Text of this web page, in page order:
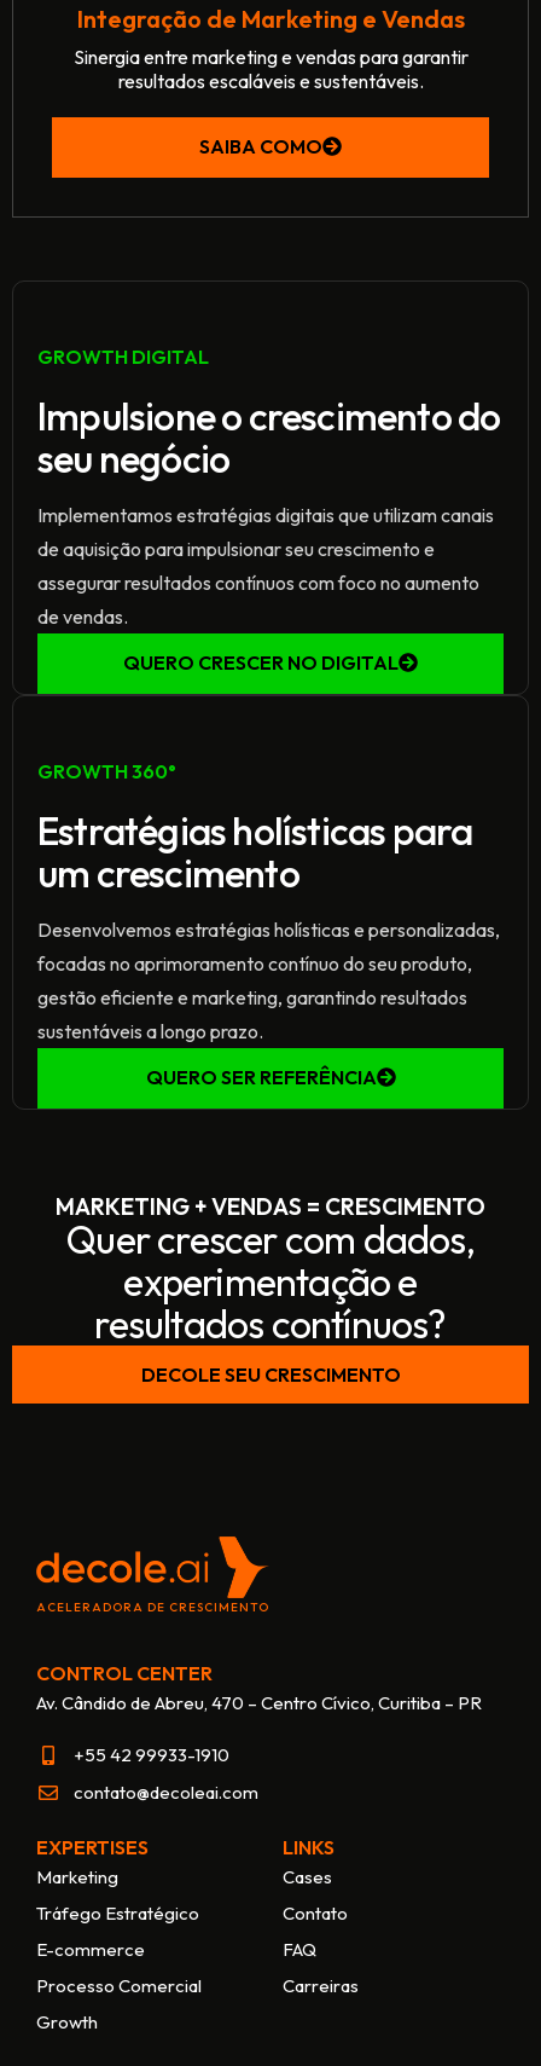
Integração de Marketing e Vendas
Sinergia entre marketing e vendas para garantir
resultados escaláveis e sustentáveis.
SAIBA COMO
GROWTH DIGITAL
Impulsione o crescimento do
seu negócio
Implementamos estratégias digitais que utilizam canais
de aquisição para impulsionar seu crescimento e
assegurar resultados contínuos com foco no aumento
de vendas.
QUERO CRESCER NO DIGITAL
GROWTH 360°
Estratégias holísticas para
um crescimento
Desenvolvemos estratégias holísticas e personalizadas,
focadas no aprimoramento contínuo do seu produto,
gestão eficiente e marketing, garantindo resultados
sustentáveis a longo prazo.
QUERO SER REFERÊNCIA
MARKETING + VENDAS = CRESCIMENTO
Quer crescer com dados,
experimentação e
resultados contínuos?
DECOLE SEU CRESCIMENTO
ACELERADORA DE CRESCIMENTO
CONTROL CENTER
Av. Cândido de Abreu, 470 – Centro Cívico, Curitiba – PR
+55 42 99933-1910
contato@decoleai.com
EXPERTISES
Marketing
Tráfego Estratégico
E-commerce
Processo Comercial
Growth
LINKS
Cases
Contato
FAQ
Carreiras